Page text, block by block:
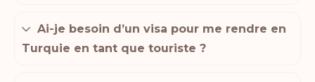
Ai-je besoin d’un visa pour me rendre en
Turquie en tant que touriste ?